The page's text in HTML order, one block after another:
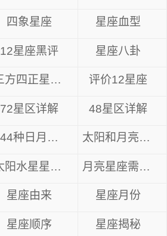
四象星座 星座血型
12星座黑评 星座八卦
三方四正星座分析 评价12星座
72星区详解 48星区详解
144种日月星座 太阳和月亮星座
太阳水星星座组合 月亮星座需要什么
星座由来 星座月份
星座顺序 星座揭秘